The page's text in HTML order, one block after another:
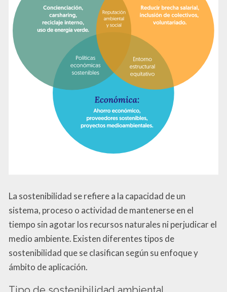
La sostenibilidad se refiere a la capacidad de un
sistema, proceso o actividad de mantenerse en el
tiempo sin agotar los recursos naturales ni perjudicar el
medio ambiente. Existen diferentes tipos de
sostenibilidad que se clasifican según su enfoque y
ámbito de aplicación.